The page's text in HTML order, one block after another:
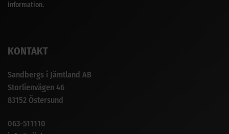
information.
KONTAKT
Sandbergs i Jämtland AB
Storlienvägen 46
83152 Östersund
063-511110